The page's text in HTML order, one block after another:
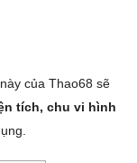
của Thao68 sẽ
tích, chu vi hình